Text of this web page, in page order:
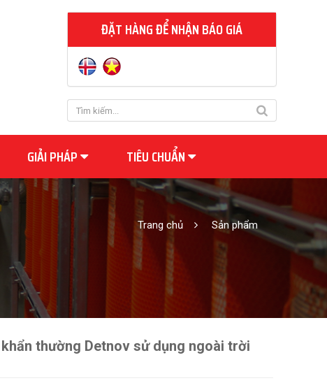
ĐẶT HÀNG ĐỂ NHẬN BÁO GIÁ
GIẢI PHÁP TIÊU CHUẨN
Trang chủ Sản phẩm
thường Detnov sử dụng ngoài trời